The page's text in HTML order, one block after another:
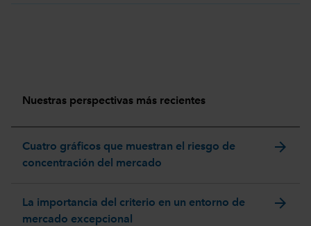
Nuestras perspectivas más recientes
Cuatro gráficos que muestran el riesgo de
concentración del mercado
arrow_forward
La importancia del criterio en un entorno de
mercado excepcional
arrow_forward